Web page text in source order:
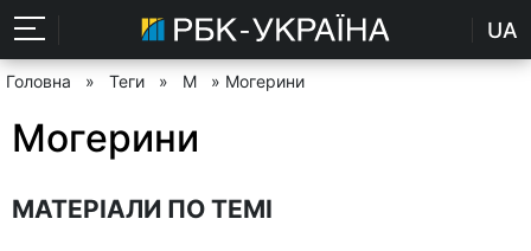
UA
Головна » Теги » М » Могерини
Могерини
МАТЕРІАЛИ ПО ТЕМІ